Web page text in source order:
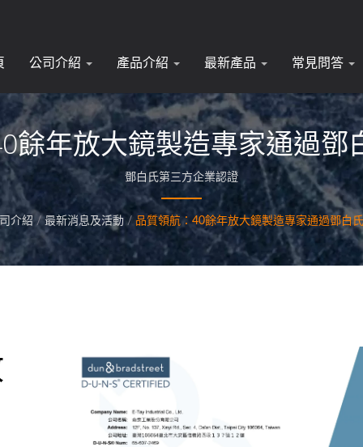
公司介紹 產品介紹 最新產品 常見問答
餘年放大鏡製造專家通過鄧
鄧白氏第三方企業認證
介紹 / 最新消息及活動 / 品質領航：40餘年放大鏡製造專家通過鄧白